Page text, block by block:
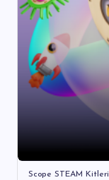
Scope STEAM Kitleri